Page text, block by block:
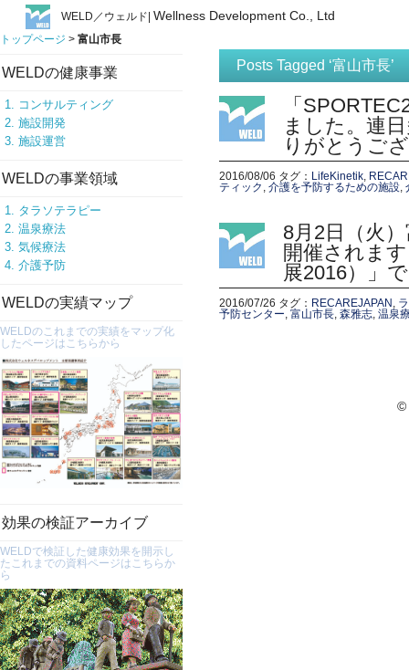
WELD／ウェルド|Wellness Development Co., Ltd
トップページ > 富山市長
WELDの健康事業
コンサルティング
施設開発
施設運営
WELDの事業領域
タラソテラピー
温泉療法
気候療法
介護予防
WELDの実績マップ
WELDのこれまでの実績をマップ化
したページはこちらから
効果の検証アーカイブ
WELDで検証した健康効果を開示し
たこれまでの資料ページはこちらか
ら
Posts Tagged ‘富山市長’
「
ました。連
りがとうご
2016/08/06 タグ： LifeKinetik,
ティック , 介護を予防するための施設,
8月2日（火
開催されま
展2016）」
2016/07/26 タグ： RECAREJAPAN ,
予防センター, 富山市長, 森雅志, 温泉
©